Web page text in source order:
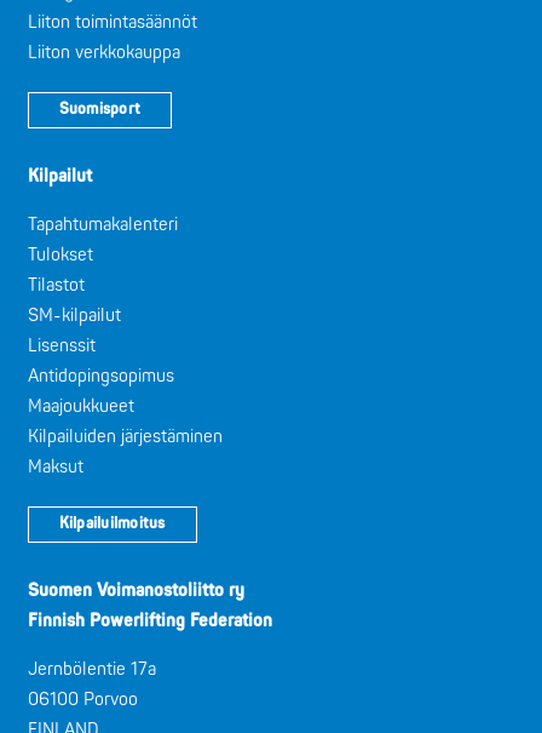
Liiton toimintasäännöt
Liiton verkkokauppa
Suomisport
Kilpailut
Tapahtumakalenteri
Tulokset
Tilastot
SM-kilpailut
Lisenssit
Antidopingsopimus
Maajoukkueet
Kilpailuiden järjestäminen
Maksut
Kilpailuilmoitus
Suomen Voimanostoliitto ry
Finnish Powerlifting Federation
Jernbölentie 17a
06100 Porvoo